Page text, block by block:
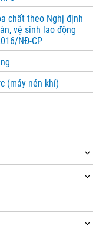
chất theo Nghị định
vệ sinh lao động
NĐ-CP
(máy nén khí)